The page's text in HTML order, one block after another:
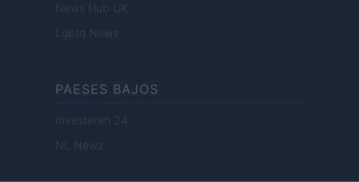
News Hub UK
Lgbtq News
PAESES BAJOS
Investeren 24
NL Newz